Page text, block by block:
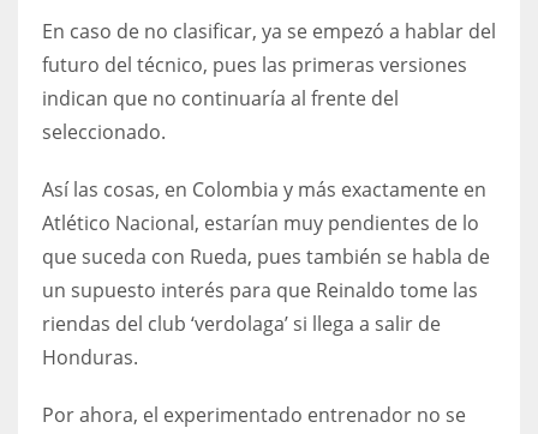
En caso de no clasificar, ya se empezó a hablar del
futuro del técnico, pues las primeras versiones
indican que no continuaría al frente del
seleccionado.
Así las cosas, en Colombia y más exactamente en
Atlético Nacional, estarían muy pendientes de lo
que suceda con Rueda, pues también se habla de
un supuesto interés para que Reinaldo tome las
riendas del club ‘verdolaga’ si llega a salir de
Honduras.
Por ahora, el experimentado entrenador no se